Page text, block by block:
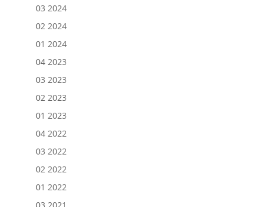
03 2024
02 2024
01 2024
04 2023
03 2023
02 2023
01 2023
04 2022
03 2022
02 2022
01 2022